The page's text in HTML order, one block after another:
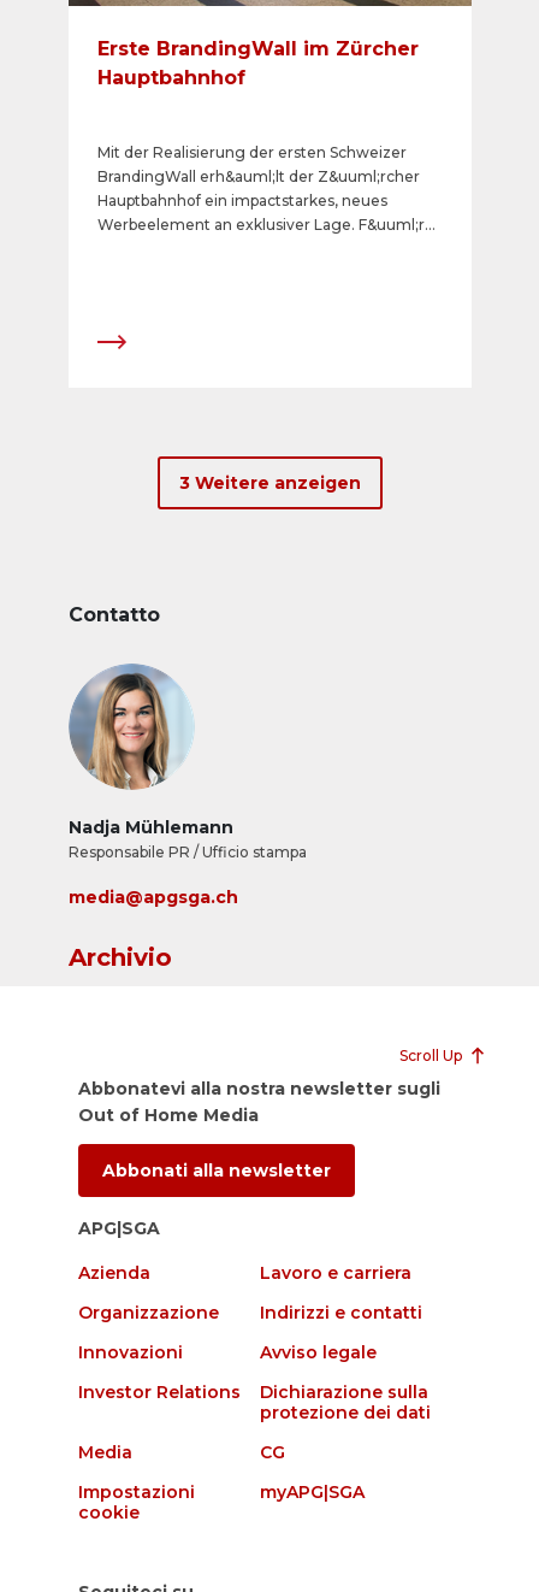
Erste BrandingWall im Zürcher
Hauptbahnhof
Mit der Realisierung der ersten Schweizer
BrandingWall erh&auml;lt der Z&uuml;rcher
Hauptbahnhof ein impactstarkes, neues
Werbeelement an exklusiver Lage. F&uuml;r
September bis 9. Oktober 2016
3 Weitere anzeigen
Contatto
Nadja Mühlemann
Responsabile PR / Ufficio stampa
media@apgsga.ch
Archivio
Scroll Up
Abbonatevi alla nostra newsletter sugli
Out of Home Media
Abbonati alla newsletter
APG|SGA
Azienda
Lavoro e carriera
Organizzazione
Indirizzi e contatti
Innovazioni
Avviso legale
Investor Relations
Dichiarazione sulla
protezione dei dati
Media
CG
Impostazioni
cookie
myAPG|SGA